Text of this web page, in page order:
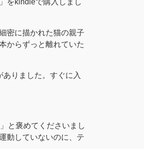
をkindleで購入しまし
密に描かれた猫の親子
からずっと離れていた
りました。すぐに入
と褒めてくださいまし
動していないのに、テ